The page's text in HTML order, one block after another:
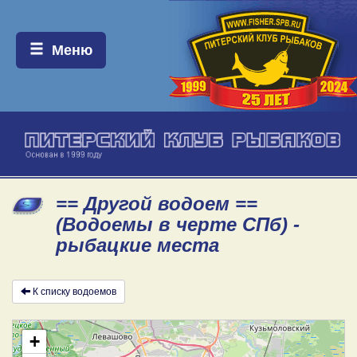
Меню:
Меню
== Другой водоем ==
(Водоемы в черте СПб) -
рыбацкие места
К списку водоемов
+